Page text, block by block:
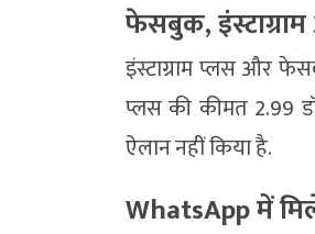
फेसबुक,
इंस्टाग्राम प्लस और
प्लस की कीमत 2.99
ऐलान नहीं किया है.
WhatsApp में